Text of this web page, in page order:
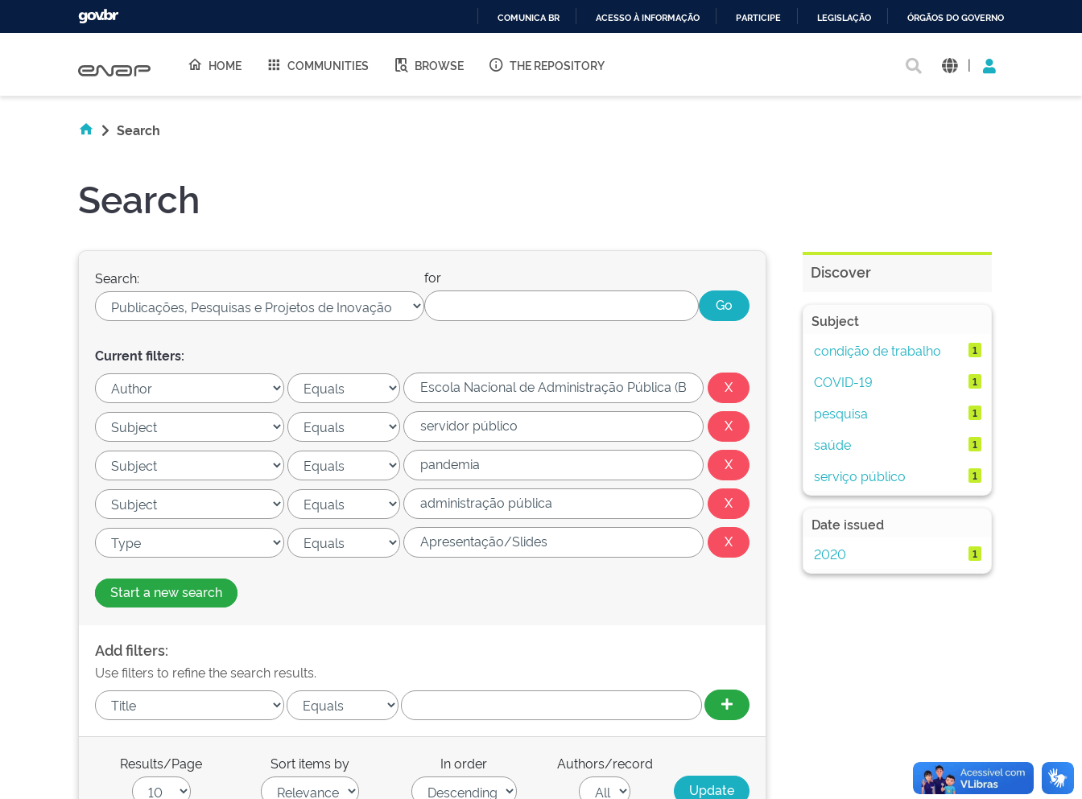
O
COMUNICA BR ACESSO À INFORMAÇÃO PARTICIPE LEGISLAÇÃO ÓRGÃOS DO GOVERNO
HOME COMMUNITIES BROWSE THE REPOSITORY |
Search
Search
Search: for
Current filters:
Start a new search
Add filters:
Use filters to refine the search results.
Results/Page Sort items by In order Authors/record
Discover
Subject
condição de trabalho
1
COVID-19 1
pesquisa 1
saúde 1
serviço público 1
Date issued
2020
1